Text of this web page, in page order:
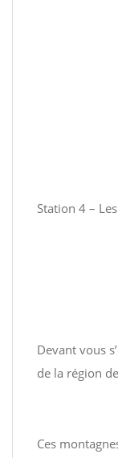
Station 4 –
Devant vous
de la région
Ces